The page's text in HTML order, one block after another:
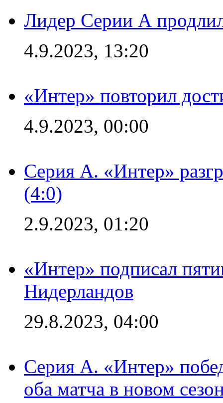
Лидер Серии А
4.9.2023, 13:20
«Интер» повторил
4.9.2023, 00:00
Серия А. «Интер»
(4:0)
2.9.2023, 01:20
«Интер» подписал
Нидерландов
29.8.2023, 04:00
Серия А. «Интер»
оба матча в новом